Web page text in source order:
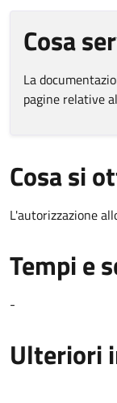
Cosa
La
pagine relative
Cosa si
L'autorizzazione
Tempi e
-
Ulteriori